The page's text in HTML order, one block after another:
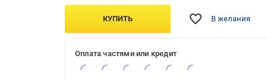
КУПИТЬ В желания
Оплата частями или кредит